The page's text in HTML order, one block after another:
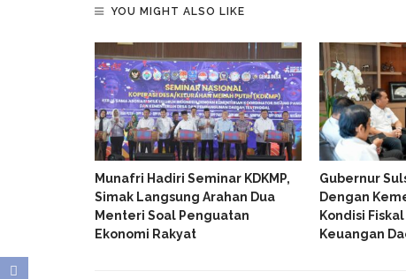
YOU MIGHT ALSO LIKE
Munafri Hadiri Seminar KDKMP,
Simak Langsung Arahan Dua
Menteri Soal Penguatan
Ekonomi Rakyat
Gubernur
Dengan
Kondisi
Keuangan